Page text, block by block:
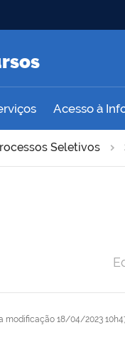
Acesso à
Seletivos
modificação 18/04/2023